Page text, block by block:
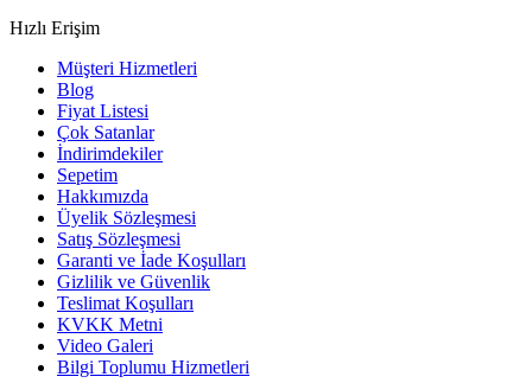
Hızlı Erişim
Müşteri Hizmetleri
Blog
Fiyat Listesi
Çok Satanlar
İndirimdekiler
Sepetim
Hakkımızda
Üyelik Sözleşmesi
Satış Sözleşmesi
Garanti ve İade Koşulları
Gizlilik ve Güvenlik
Teslimat Koşulları
KVKK Metni
Video Galeri
Bilgi Toplumu Hizmetleri